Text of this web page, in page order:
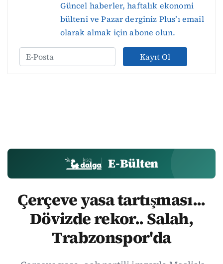
Güncel haberler, haftalık ekonomi
bülteni ve Pazar derginiz Plus’ı email
olarak almak için abone olun.
Kayıt Ol
E-Bülten
Çerçeve yasa tartışması...
Dövizde rekor.. Salah,
Trabzonspor'da